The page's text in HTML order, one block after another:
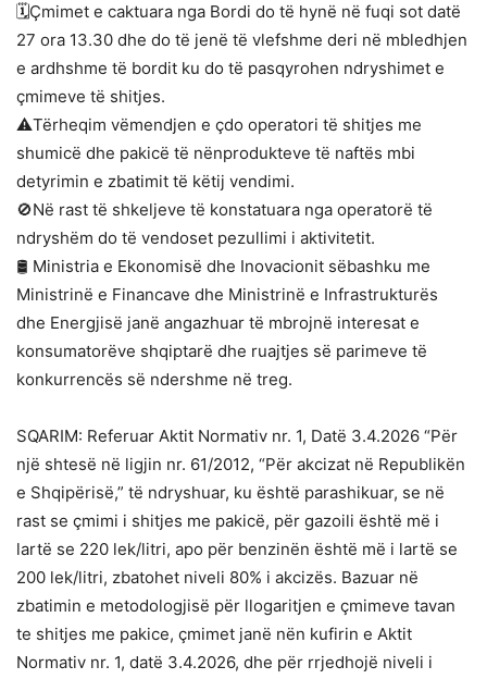
🗓️Çmimet e caktuara nga Bordi do të hynë në fuqi sot datë
27 ora 13.30 dhe do të jenë të vlefshme deri në mbledhjen
e ardhshme të bordit ku do të pasqyrohen ndryshimet e
çmimeve të shitjes.
⚠️Tërheqim vëmendjen e çdo operatori të shitjes me
shumicë dhe pakicë të nënprodukteve të naftës mbi
detyrimin e zbatimit të këtij vendimi.
🚫Në rast të shkeljeve të konstatuara nga operatorë të
ndryshëm do të vendoset pezullimi i aktivitetit.
🛢️ Ministria e Ekonomisë dhe Inovacionit sëbashku me
Ministrinë e Financave dhe Ministrinë e Infrastrukturës
dhe Energjisë janë angazhuar të mbrojnë interesat e
konsumatorëve shqiptarë dhe ruajtjes së parimeve të
konkurrencës së ndershme në treg.
SQARIM: Referuar Aktit Normativ nr. 1, Datë 3.4.2026 “Për
një shtesë në ligjin nr. 61/2012, “Për akcizat në Republikën
e Shqipërisë,” të ndryshuar, ku është parashikuar, se në
rast se çmimi i shitjes me pakicë, për gazoili është më i
lartë se 220 lek/litri, apo për benzinën është më i lartë se
200 lek/litri, zbatohet niveli 80% i akcizës. Bazuar në
zbatimin e metodologjisë për llogaritjen e çmimeve tavan
te shitjes me pakice, çmimet janë nën kufirin e Aktit
Normativ nr. 1, datë 3.4.2026, dhe për rrjedhojë niveli i